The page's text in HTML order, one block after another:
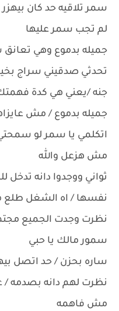
سمر تلاقيه حد كان
لم تجب سمر عليها
جميله بدموع وهي
تحدثي صدقيني سراج
جنه /يعني هي كدة
جميله بدموع / مش
اتكلمي يا سمر لو
مش هزعل والله
ثواني ووجدوا دانه
نفسها / اه الشغل طلع
نظرت وجدت الجميع
سمور مالك يا حبي
ساره بحزن / حد اتصل
نظرت لهم دانه بصدمه
مش فاهمه